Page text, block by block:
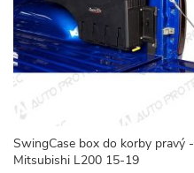
SwingCase box do korby pravý -
Mitsubishi L200 15-19